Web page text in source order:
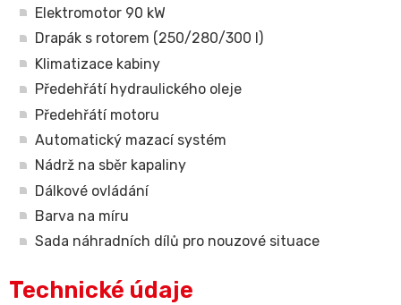
Elektromotor 90 kW
Drapák s rotorem (250/280/300 l)
Klimatizace kabiny
Předehřátí hydraulického oleje
Předehřátí motoru
Automatický mazací systém
Nádrž na sběr kapaliny
Dálkové ovládání
Barva na míru
Sada náhradních dílů pro nouzové situace
Technické údaje